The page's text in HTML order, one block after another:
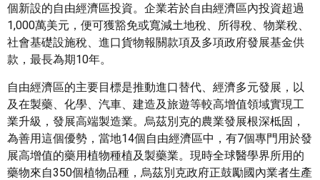
個新設的自由經濟區投資。企業若於自由經濟區內投資超過
1,000萬美元，便可獲豁免或寬減土地稅、所得稅、物業稅、
社會基礎設施稅、進口貨物報關款項及多項政府發展基金供
款，最長為期10年。
自由經濟區的主要目標是推動進口替代、經濟多元發展，以
及在製藥、化學、汽車、建造及旅遊等較高增值領域實現工
業升級，發展高端製造業。烏茲別克的農業發展根深柢固，
為善用這個優勢，當地14個自由經濟區中，有7個專門用於發
展高增值的藥用植物種植及製藥業。現時全球醫學界所用的
藥物來自350個植物品種，烏茲別克政府正鼓勵國內業者生產